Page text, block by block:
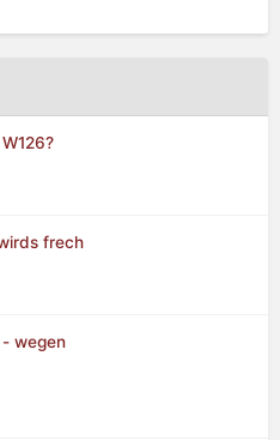
frech
wegen